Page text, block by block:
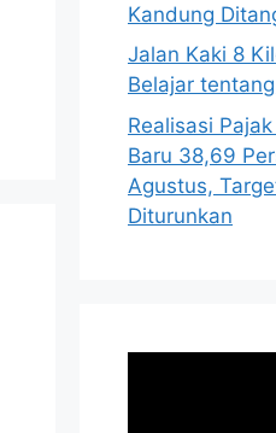
Kandung
Jalan Kaki 8
Belajar
Realisasi
Baru 38,69
Agustus,
Diturunkan